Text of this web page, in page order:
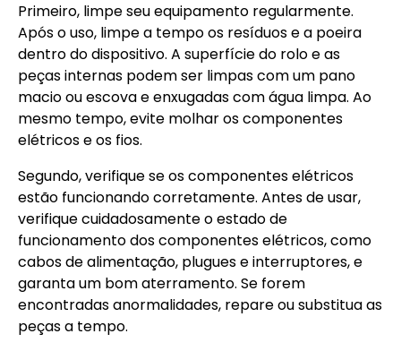
Primeiro, limpe seu equipamento regularmente.
Após o uso, limpe a tempo os resíduos e a poeira
dentro do dispositivo. A superfície do rolo e as
peças internas podem ser limpas com um pano
macio ou escova e enxugadas com água limpa. Ao
mesmo tempo, evite molhar os componentes
elétricos e os fios.
Segundo, verifique se os componentes elétricos
estão funcionando corretamente. Antes de usar,
verifique cuidadosamente o estado de
funcionamento dos componentes elétricos, como
cabos de alimentação, plugues e interruptores, e
garanta um bom aterramento. Se forem
encontradas anormalidades, repare ou substitua as
peças a tempo.